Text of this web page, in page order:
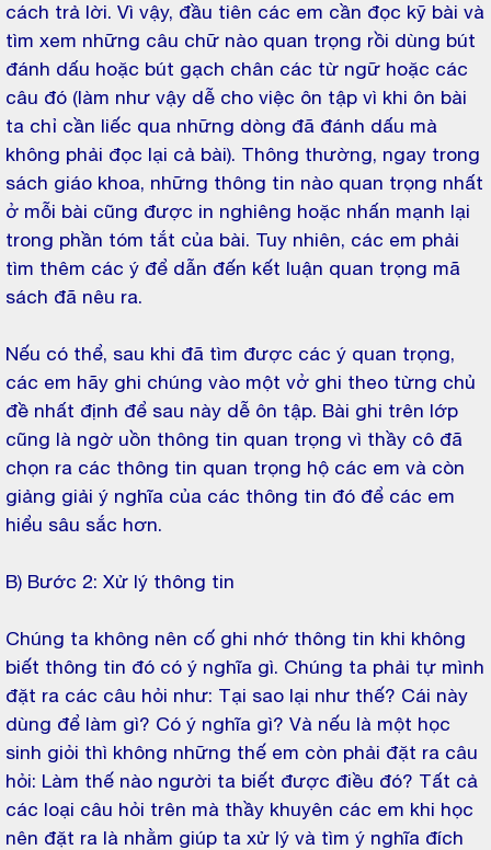
cách trả lời. Vì vậy, đầu tiên các em cần đọc kỹ bài và
tìm xem những câu chữ nào quan trọng rồi dùng bút
đánh dấu hoặc bút gạch chân các từ ngữ hoặc các
câu đó (làm như vậy dễ cho việc ôn tập vì khi ôn bài
ta chỉ cần liếc qua những dòng đã đánh dấu mà
không phải đọc lại cả bài). Thông thường, ngay trong
sách giáo khoa, những thông tin nào quan trọng nhất
ở mỗi bài cũng được in nghiêng hoặc nhấn mạnh lại
trong phần tóm tắt của bài. Tuy nhiên, các em phải
tìm thêm các ý để dẫn đến kết luận quan trọng mã
sách đã nêu ra.
Nếu có thể, sau khi đã tìm được các ý quan trọng,
các em hãy ghi chúng vào một vở ghi theo từng chủ
đề nhất định để sau này dễ ôn tập. Bài ghi trên lớp
cũng là ngờ uồn thông tin quan trọng vì thầy cô đã
chọn ra các thông tin quan trọng hộ các em và còn
giảng giải ý nghĩa của các thông tin đó để các em
hiểu sâu sắc hơn.
B) Bước 2: Xử lý thông tin
Chúng ta không nên cố ghi nhớ thông tin khi không
biết thông tin đó có ý nghĩa gì. Chúng ta phải tự mình
đặt ra các câu hỏi như: Tại sao lại như thế? Cái này
dùng để làm gì? Có ý nghĩa gì? Và nếu là một học
sinh giỏi thì không những thế em còn phải đặt ra câu
hỏi: Làm thế nào người ta biết được điều đó? Tất cả
các loại câu hỏi trên mà thầy khuyên các em khi học
nên đặt ra là nhằm giúp ta xử lý và tìm ý nghĩa đích